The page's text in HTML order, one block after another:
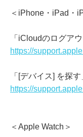
＜iPhone・iPad・
「iCloudのログア
https://
「[デバイス] を探
https://
＜Apple Watch＞